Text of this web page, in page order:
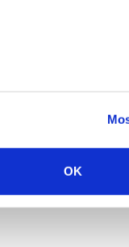
OK
de Trichi em
procuram